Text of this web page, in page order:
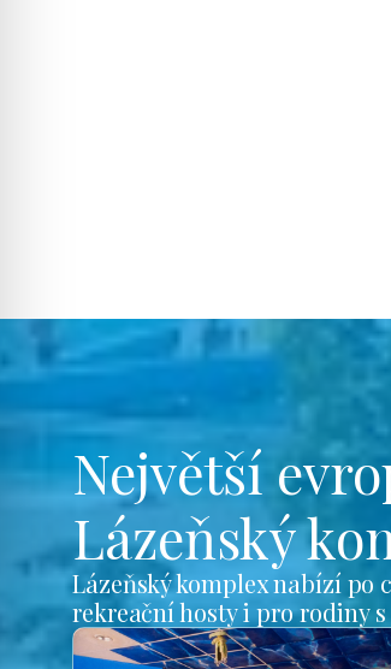
Největší
Lázeňský
Lázeňský komplex nabízí po
rekreační hosty i pro rodiny